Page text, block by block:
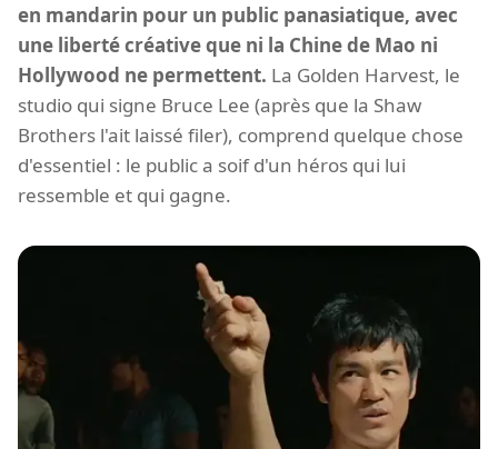
en mandarin pour un public panasiatique, avec
une liberté créative que ni la Chine de Mao ni
Hollywood ne permettent. La Golden Harvest, le
studio qui signe Bruce Lee (après que la Shaw
Brothers l'ait laissé filer), comprend quelque chose
d'essentiel : le public a soif d'un héros qui lui
ressemble et qui gagne.